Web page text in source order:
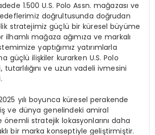
1.500 U.S. Polo Assn. mağazasıve
doğrultusunda doğrudan
stratejimiz güçlü bir küresel büyüme
ilhamlımağaza ağımıza ve markalı
yaptığımız yatırımlarla
güçlüilişkiler kurarken U.S. Polo
tutarlılığınıve uzun vadeli ivmesini
yılıboyunca küresel perakende
şve dünya genelindeki amiral
önemli stratejik lokasyonlarınıdaha
ıbir marka konseptiyle geliştirmiştir.